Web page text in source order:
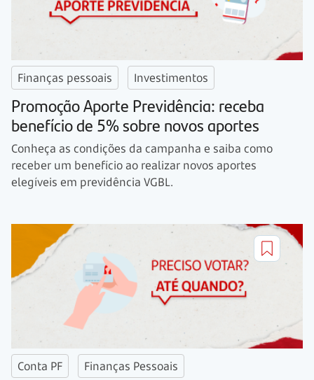
Finanças pessoais Investimentos
Promoção Aporte Previdência: receba
benefício de 5% sobre novos aportes
Conheça as condições da campanha e saiba como
receber um benefício ao realizar novos aportes
elegíveis em previdência VGBL.
Conta PF Finanças Pessoais